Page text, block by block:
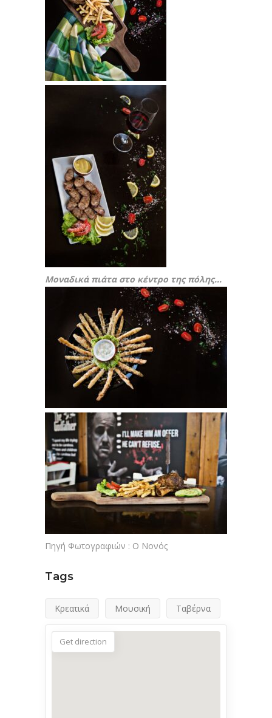
Μοναδικά πιάτα στο κέντρο της πόλης…
Πηγή Φωτογραφιών : O Νονός
Tags
Κρεατικά Μουσική Ταβέρνα
Get direction